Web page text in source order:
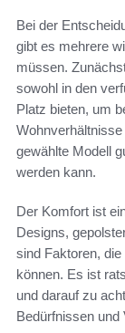
Bei der
gibt es mehrere
müssen.
sowohl in den
Platz bieten, um
gewählte Modell
werden kann.
Der Komfort ist
Designs,
sind Faktoren,
können. Es ist
und darauf zu
Bedürfnissen und